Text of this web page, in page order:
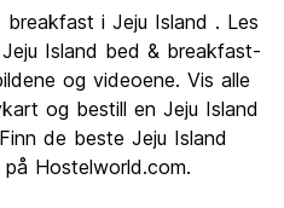
8.8
6.5
8.3
i Jeju Island . Les
Island bed & breakfast-
og videoene. Vis alle
og bestill en Jeju Island
de beste Jeju Island
Hostelworld.com.